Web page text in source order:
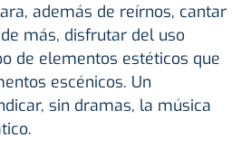
además de reírnos, cantar
más, disfrutar del uso
de elementos estéticos que
escénicos. Un
sin dramas, la música